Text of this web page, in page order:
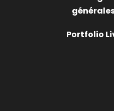
Portfolio